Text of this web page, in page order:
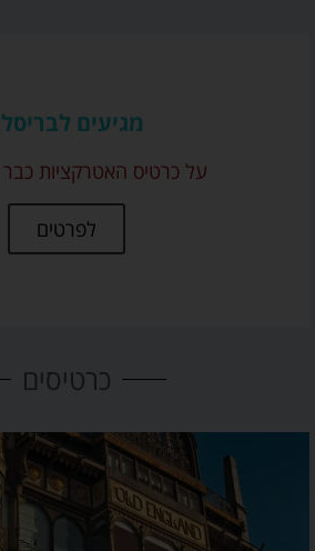
מגיעים
על כרטיס האטרקציות
לפרטים
כרטיסים